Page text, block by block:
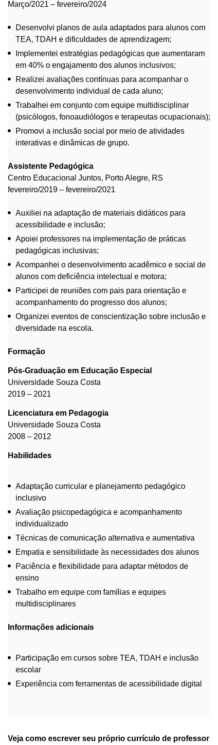
Março/2021 – fevereiro/2024
Desenvolvi planos de aula adaptados para alunos com
TEA, TDAH e dificuldades de aprendizagem;
Implementei estratégias pedagógicas que aumentaram
em 40% o engajamento dos alunos inclusivos;
Realizei avaliações contínuas para acompanhar o
desenvolvimento individual de cada aluno;
Trabalhei em conjunto com equipe multidisciplinar
(psicólogos, fonoaudiólogos e terapeutas ocupacionais);
Promovi a inclusão social por meio de atividades
interativas e dinâmicas de grupo.
Assistente Pedagógica
Centro Educacional Juntos, Porto Alegre, RS
fevereiro/2019 – fevereiro/2021
Auxiliei na adaptação de materiais didáticos para
acessibilidade e inclusão;
Apoiei professores na implementação de práticas
pedagógicas inclusivas;
Acompanhei o desenvolvimento acadêmico e social de
alunos com deficiência intelectual e motora;
Participei de reuniões com pais para orientação e
acompanhamento do progresso dos alunos;
Organizei eventos de conscientização sobre inclusão e
diversidade na escola.
Formação
Pós-Graduação em Educação Especial
Universidade Souza Costa
2019 – 2021
Licenciatura em Pedagogia
Universidade Souza Costa
2008 – 2012
Habilidades
Adaptação curricular e planejamento pedagógico
inclusivo
Avaliação psicopedagógica e acompanhamento
individualizado
Técnicas de comunicação alternativa e aumentativa
Empatia e sensibilidade às necessidades dos alunos
Paciência e flexibilidade para adaptar métodos de
ensino
Trabalho em equipe com famílias e equipes
multidisciplinares
Informações adicionais
Participação em cursos sobre TEA, TDAH e inclusão
escolar
Experiência com ferramentas de acessibilidade digital
Veja como escrever seu próprio currículo de professor